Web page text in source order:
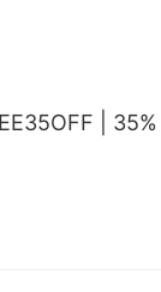
| 35%